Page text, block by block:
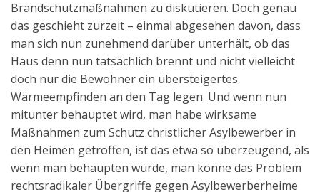
Brandschutzmaßnahmen zu diskutieren. Doch genau
das geschieht zurzeit – einmal abgesehen davon, dass
man sich nun zunehmend darüber unterhält, ob das
Haus denn nun tatsächlich brennt und nicht vielleicht
doch nur die Bewohner ein übersteigertes
Wärmeempfinden an den Tag legen. Und wenn nun
mitunter behauptet wird, man habe wirksame
Maßnahmen zum Schutz christlicher Asylbewerber in
den Heimen getroffen, ist das etwa so überzeugend, als
wenn man behaupten würde, man könne das Problem
rechtsradikaler Übergriffe gegen Asylbewerberheime